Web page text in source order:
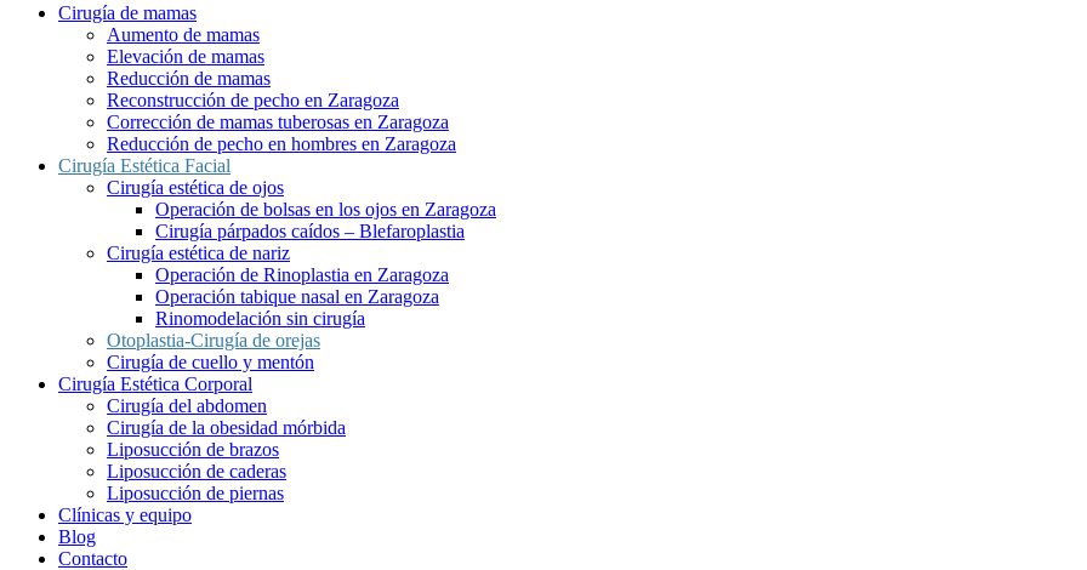
Cirugía de mamas
Aumento de mamas
Elevación de mamas
Reducción de mamas
Reconstrucción de pecho en Zaragoza
Corrección de mamas tuberosas en Zaragoza
Reducción de pecho en hombres en Zaragoza
Cirugía Estética Facial
Cirugía estética de ojos
Operación de bolsas en los ojos en Zaragoza
Cirugía párpados caídos – Blefaroplastia
Cirugía estética de nariz
Operación de Rinoplastia en Zaragoza
Operación tabique nasal en Zaragoza
Rinomodelación sin cirugía
Otoplastia-Cirugía de orejas
Cirugía de cuello y mentón
Cirugía Estética Corporal
Cirugía del abdomen
Cirugía de la obesidad mórbida
Liposucción de brazos
Liposucción de caderas
Liposucción de piernas
Clínicas y equipo
Blog
Contacto